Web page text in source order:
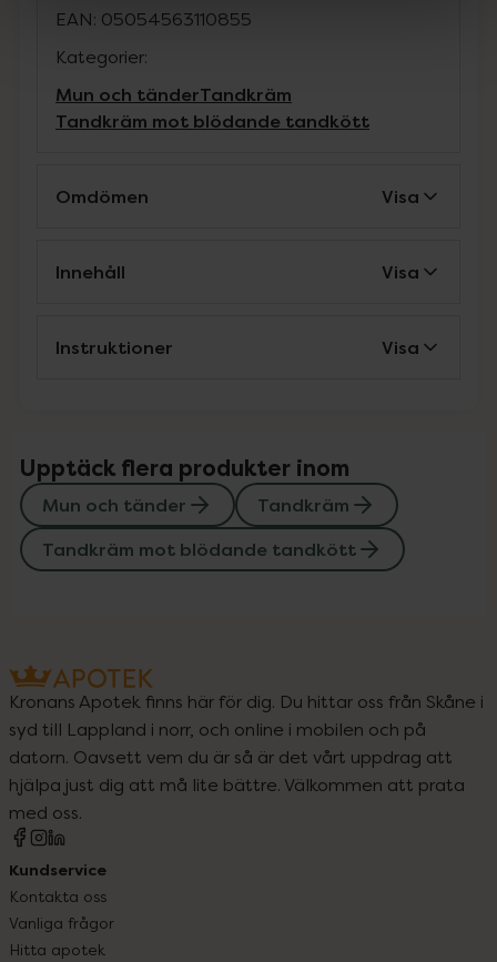
EAN: 05054563110855
Kategorier:
Mun och tänderTandkräm
Tandkräm mot blödande tandkött
Omdömen Visa
Innehåll Visa
Instruktioner Visa
Upptäck flera produkter inom
Mun och tänder
Tandkräm
Tandkräm mot blödande tandkött
Kronans Apotek finns här för dig. Du hittar oss från Skåne i
syd till Lappland i norr, och online i mobilen och på
datorn. Oavsett vem du är så är det vårt uppdrag att
hjälpa just dig att må lite bättre. Välkommen att prata
med oss.
Kundservice
Kontakta oss
Vanliga frågor
Hitta apotek